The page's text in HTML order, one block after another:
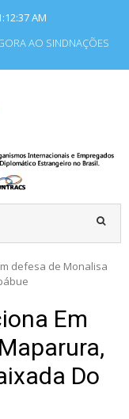
AM
AO SINDNAÇÕES
e Organismos
Empregados que laboram
para Estado Estrangeiro.
defesa de Monalisa
Em
Do